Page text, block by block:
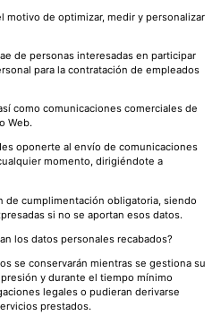
motivo de optimizar, medir y personalizar
de personas interesadas en participar
para la contratación de empleados
como comunicaciones comerciales de
Web.
oponerte al envío de comunicaciones
momento, dirigiéndote a
de cumplimentación obligatoria, siendo
si no se aportan esos datos.
los datos personales recabados?
se conservarán mientras se gestiona su
y durante el tiempo mínimo
legales o pudieran derivarse
prestados.